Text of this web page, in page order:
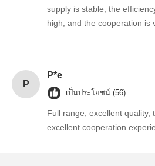
ไดโอด์ป้องกัน ESD
อุปกรณ์ป้องกันไฟกระชากไทริสเตอร์
ตัวควบคุมการออกกลางคันต่ำ
supply is stable, the
high, and the cooperation is
P
P*e
เป็นประโยชน์ (56)
Full range, excellent quality,
excellent cooperation